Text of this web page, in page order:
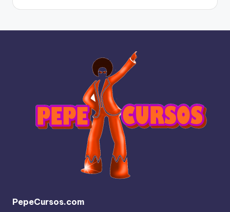
PepeCursos.com